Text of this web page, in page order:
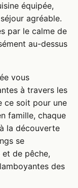
équipée,
agréable.
par le calme de
au-dessus
vous
à travers les
ce soit pour une
famille, chaque
la découverte
se
de pêche,
des